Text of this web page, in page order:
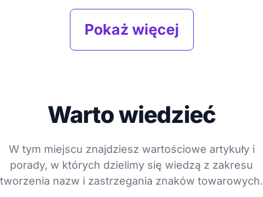
Pokaż więcej
Warto wiedzieć
W tym miejscu znajdziesz wartościowe artykuły i
porady, w których dzielimy się wiedzą z zakresu
tworzenia nazw i zastrzegania znaków towarowych.